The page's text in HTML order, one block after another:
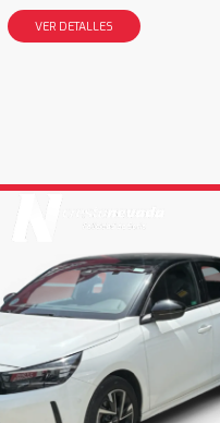
VER DETALLES